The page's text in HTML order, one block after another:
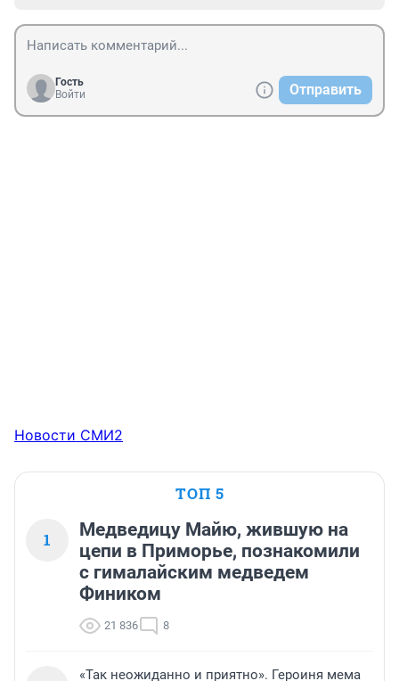
Гость
Войти
Отправить
Новости СМИ2
ТОП 5
1
Медведицу Майю, жившую на
цепи в Приморье, познакомили
с гималайским медведем
Фиником
21 836 8
«Так неожиданно и приятно». Героиня мема